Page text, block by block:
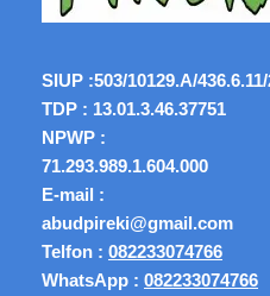
SIUP :503/10129.A/
TDP : 13.01.3.46.37751
NPWP :
71.293.989.1.604.000
E-mail :
abudpireki@gmail.com
Telfon : 082233074766
WhatsApp : 082233074766